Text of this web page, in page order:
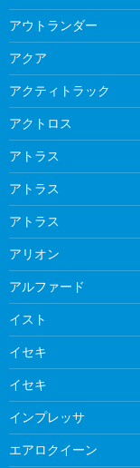
アウトランダー
アクア
アクティトラック
アクトロス
アトラス
アトラス
アトラス
アリオン
アルファード
イスト
イセキ
イセキ
インプレッサ
エアロクイーン